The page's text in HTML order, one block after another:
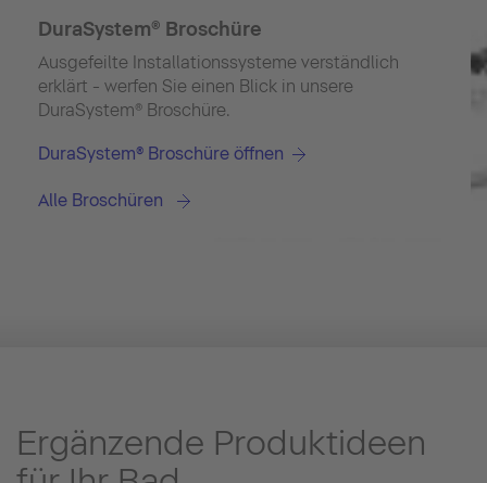
DuraSystem® Broschüre
Ausgefeilte Installationssysteme verständlich
erklärt - werfen Sie einen Blick in unsere
DuraSystem® Broschüre.
DuraSystem® Broschüre öffnen
Alle Broschüren
Ergänzende Produktideen